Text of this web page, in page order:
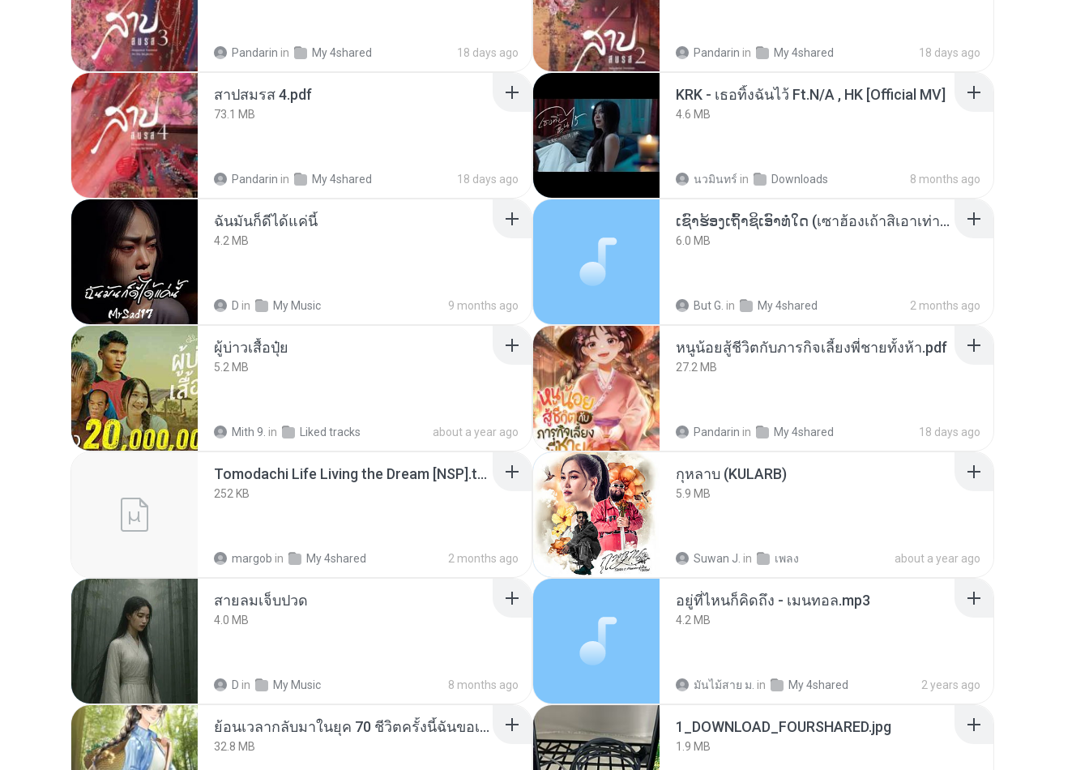
Pandarin in My 4shared 18 days ago Pandarin in My 4shared 18 days ago
สาปสมรส 4.pdf
73.1 MB
Pandarin in My 4shared 18 days ago
KRK - เธอทิ้งฉันไว้ Ft.N/A , HK [Official MV]
4.6 MB
นวมินทร์ in Downloads 8 months ago
ฉันมันก็ดีได้แค่นี้
4.2 MB
D in My Music 9 months ago
ເຊົາຮ້ອງເຖົ້າຊິເອົາທໍ່ໃດ (เซาฮ้องเถ้าสิเอาเท่าใด) ບຸນເກີດ ຫນູຫ່ວງ ft. ໂສພາ ຈຸນທະລາ
6.0 MB
But G. in My 4shared 2 months ago
ผู้บ่าวเสื้อปุ๋ย
5.2 MB
Mith 9. in Liked tracks about a year ago
หนูน้อยสู้ชีวิตกับภารกิจเลี้ยงพี่ชายทั้งห้า.pdf
27.2 MB
Pandarin in My 4shared 18 days ago
Tomodachi Life Living the Dream [NSP].torrent
252 KB
margob in My 4shared 2 months ago
กุหลาบ (KULARB)
5.9 MB
Suwan J. in เพลง about a year ago
สายลมเจ็บปวด
4.0 MB
D in My Music 8 months ago
อยู่ที่ไหนก็คิดถึง - เมนทอล.mp3
4.2 MB
มันไม้สาย ม. in My 4shared 2 years ago
ย้อนเวลากลับมาในยุค 70 ชีวิตครั้งนี้ฉันขอเลือกเอง จบ.pdf
32.8 MB
1_DOWNLOAD_FOURSHARED.jpg
1.9 MB